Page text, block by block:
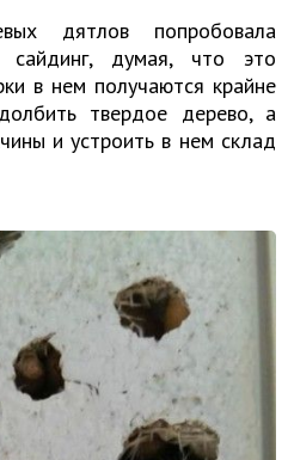
дятлов попробовала
сайдинг, думая, что это
в нем получаются крайне
твердое дерево, а
и устроить в нем склад